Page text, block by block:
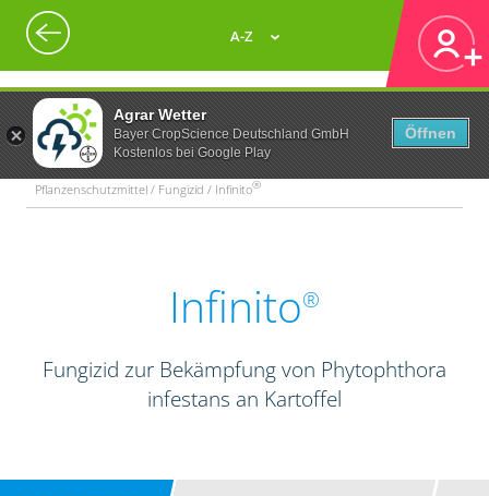
Agrar Wetter
Bayer CropScience Deutschland GmbH
Kostenlos bei Google Play
Öffnen
A-Z
Pflanzenschutzmittel / Fungizid / Infinito®
Infinito®
Fungizid zur Bekämpfung von Phytophthora
infestans an Kartoffel